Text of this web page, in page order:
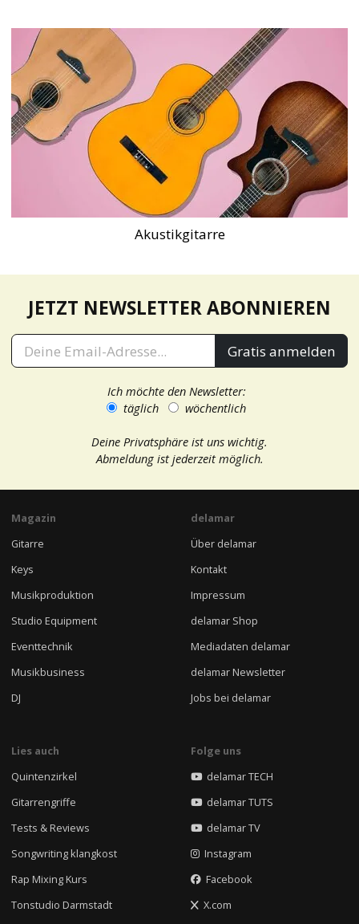
Akustikgitarre
JETZT NEWSLETTER ABONNIEREN
Gratis anmelden
Ich möchte den Newsletter:
täglich
wöchentlich
Deine Privatsphäre ist uns wichtig.
Abmeldung ist jederzeit möglich.
Magazin
Gitarre
Keys
Musikproduktion
Studio Equipment
Eventtechnik
Musikbusiness
DJ
delamar
Über delamar
Kontakt
Impressum
delamar Shop
Mediadaten delamar
delamar Newsletter
Jobs bei delamar
Lies auch
Quintenzirkel
Gitarrengriffe
Tests & Reviews
Songwriting klangkost
Rap Mixing Kurs
Tonstudio Darmstadt
Folge uns
delamar TECH
delamar TUTS
delamar TV
Instagram
Facebook
X.com